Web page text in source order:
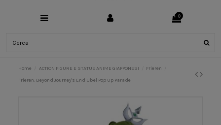
0
Home ACTION FIGURE E STATUE ANIME GIAPPONESI
Frieren
Frieren: Beyond Journey's End Ubel Pop Up Parade